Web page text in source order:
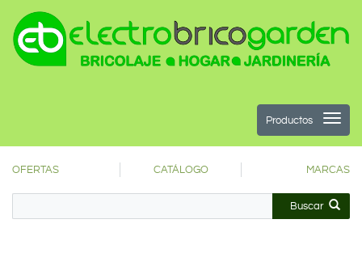
Productos
OFERTAS CATÁLOGO MARCAS
Buscar